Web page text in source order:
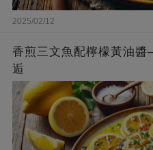
2025/02/12
香煎三文魚配檸檬黃油
逅